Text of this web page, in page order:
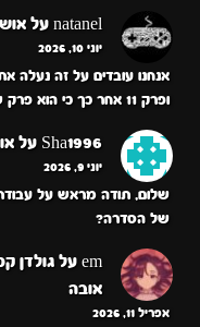
natanel על אושי
יוני 10, 2026
ופרק 11 אחר כך כי הוא פרק של…
Sha1996 על
יוני 9, 2026
שלום, תודה מראש על
של הסדרה?
em על
אובה
אפריל 11, 2026